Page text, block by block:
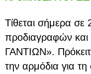
Τίθεται σήμερα σε
προδιαγραφών
ΓΑΝΤΙΩΝ».
την αρμόδια για